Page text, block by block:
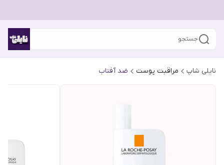
جستجو
نایلی شاپ مراقبت پوست ضد آفتاب